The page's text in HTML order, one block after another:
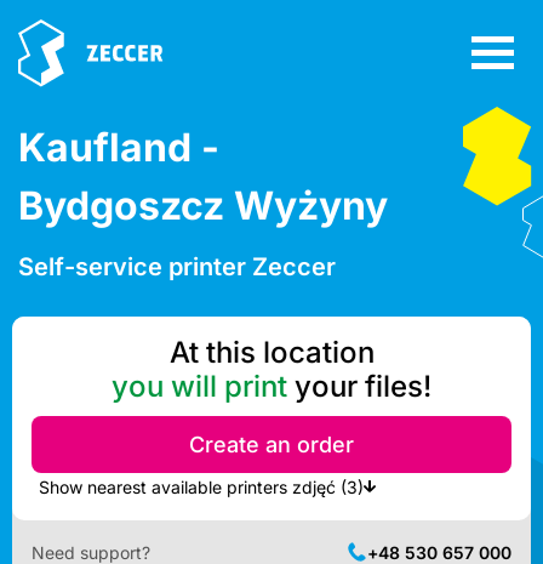
Kaufland -
Bydgoszcz Wyżyny
Self-service printer Zeccer
At this location
you will print your files!
Create an order
Show nearest available printers zdjęć (3)
Need support? +48 530 657 000